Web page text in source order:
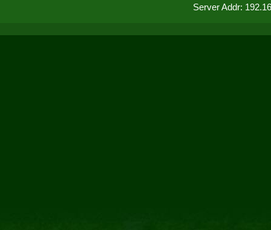
Server Addr: